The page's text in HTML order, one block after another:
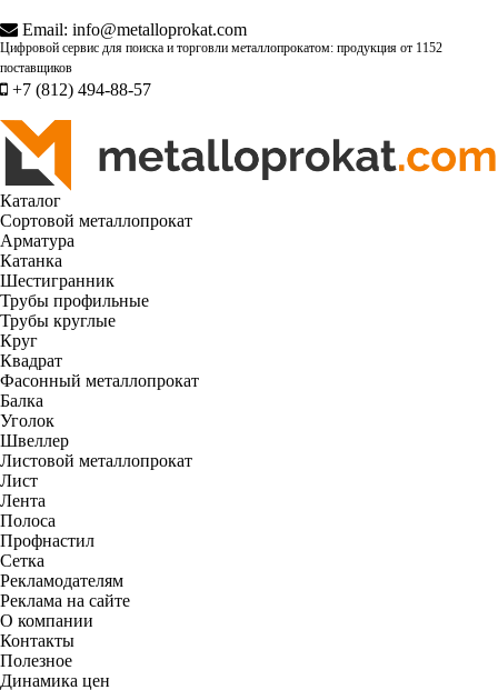
Email: info@metalloprokat.com
Цифровой сервис для поиска и торговли металлопрокатом: продукция от 1152
поставщиков
+7 (812) 494-88-57
Каталог
Сортовой металлопрокат
Арматура
Катанка
Шестигранник
Трубы профильные
Трубы круглые
Круг
Квадрат
Фасонный металлопрокат
Балка
Уголок
Швеллер
Листовой металлопрокат
Лист
Лента
Полоса
Профнастил
Сетка
Рекламодателям
Реклама на сайте
О компании
Контакты
Полезное
Динамика цен